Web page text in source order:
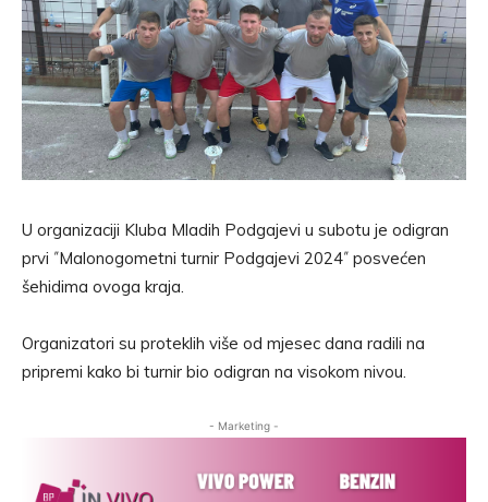
U organizaciji Kluba Mladih Podgajevi u subotu je odigran
prvi ˝Malonogometni turnir Podgajevi 2024˝ posvećen
šehidima ovoga kraja.
Organizatori su proteklih više od mjesec dana radili na
pripremi kako bi turnir bio odigran na visokom nivou.
- Marketing -